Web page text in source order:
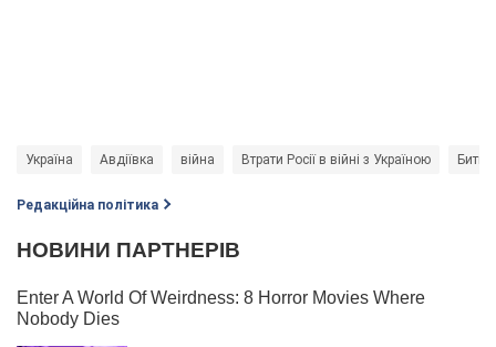
Україна Авдіївка війна Втрати Росії в війні з Україною
Редакційна політика